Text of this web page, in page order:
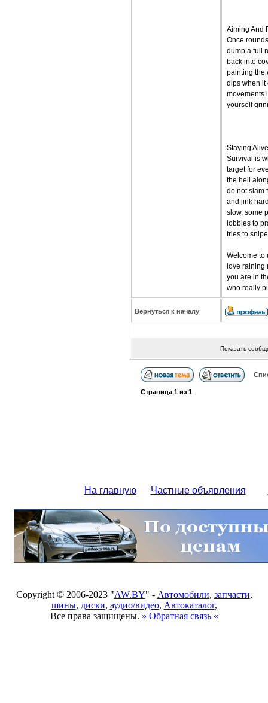
Aiming And
Once
dump a full
back into
painting the
dips when it
movements
yourself
Staying
Survival is
target for
the heli
do not slam
and jink
slow, some
lobbies to
tries to
Welcome to
love raining
you are in
who really
Вернуться к началу
Показать
Страница 1из 1
На главную Частные объявления
Copyright © 2006-2023 "AW.BY" - Автомобили, запчасти,
шины, диски, аудио/видео, Автокаталог,
Все права защищены. » Обратная связь «